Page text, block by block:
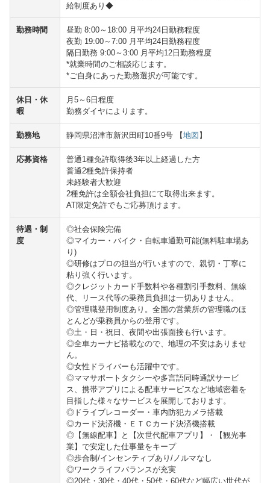
給制度あり◆
勤務時間
昼勤 8:00～18:00 月平均24日勤務程度
夜勤 19:00～7:00 月平均24日勤務程度
隔日勤務 9:00～3:00 月平均12日勤務程度
*就業時間のご相談応じます。
*ご自身にあった勤務選択が可能です。
休日・休
暇
月5～6日程度
勤務ダイヤによります。
勤務地 静岡県沼津市新沢田町10番9号 【地図】
応募資格
普通1種免許取得後3年以上経過した方
普通2種免許保持者
未経験者大歓迎
2種免許は全額会社負担にて取得出来ます。
AT限定免許でもご応募頂けます。
待遇・制
度
◎社会保険完備
◎マイカー・バイク・自転車通勤可能(無料駐車場あ
り)
◎研修はプロの担当が行いますので、親切・丁寧に
粘り強く行います。
◎クレジットカード手数料や各種割引手数料、無線
代、リース代等の乗務員負担は一切ありません。
◎管理職登用制度あり。全国の営業所の管理職のほ
とんどが乗務員からの登用です。
◎土・日・祝日、夜間や出張面接も行います。
◎全車カーナビ搭載なので、地理の不安はありませ
ん。
◎女性ドライバーも活躍中です。
◎ママサポートタクシーや多言語同時通訳サービ
ス、携帯アプリによる配車サービスなど地域密着を
目指した様々なサービスを展開しております。
◎ドライブレコーダー・車内防犯カメラ搭載
◎カード決済機・ＥＴＣカード決済機搭載
◎【無線配車】と【次世代配車アプリ】・【観光事
業】で安定した仕事量をキープ
◎歩合制/インセンティブあり/ノルマなし
◎ワークライフバランスが充実
◎20代・30代・40代・50代・60代など幅広い世代が